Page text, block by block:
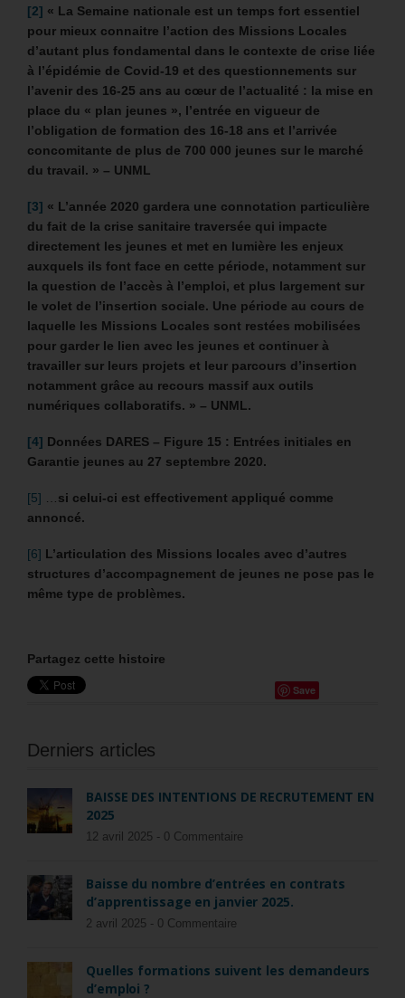
[2] « La Semaine nationale est un temps fort essentiel
pour mieux connaitre l’action des Missions Locales
d’autant plus fondamental dans le contexte de crise liée
à l’épidémie de Covid-19 et des questionnements sur
l’avenir des 16-25 ans au cœur de l’actualité : la mise en
place du « plan jeunes », l’entrée en vigueur de
l’obligation de formation des 16-18 ans et l’arrivée
concomitante de plus de 700 000 jeunes sur le marché
du travail. » – UNML
[3] « L’année 2020 gardera une connotation particulière
du fait de la crise sanitaire traversée qui impacte
directement les jeunes et met en lumière les enjeux
auxquels ils font face en cette période, notamment sur
la question de l’accès à l’emploi, et plus largement sur
le volet de l’insertion sociale. Une période au cours de
laquelle les Missions Locales sont restées mobilisées
pour garder le lien avec les jeunes et continuer à
travailler sur leurs projets et leur parcours d’insertion
notamment grâce au recours massif aux outils
numériques collaboratifs. » – UNML.
[4] Données DARES – Figure 15 : Entrées initiales en
Garantie jeunes au 27 septembre 2020.
[5]
si celui-ci est effectivement appliqué comme
annoncé.
[6] L’articulation des Missions locales avec d’autres
structures d’accompagnement de jeunes ne pose pas le
même type de problèmes.
Partagez cette histoire
Save
Derniers articles
BAISSE DES INTENTIONS DE RECRUTEMENT EN
2025
12 avril 2025 - 0 Commentaire
Baisse du nombre d’entrées en contrats
d’apprentissage en janvier 2025.
2 avril 2025 - 0 Commentaire
Quelles formations suivent les demandeurs
d’emploi ?